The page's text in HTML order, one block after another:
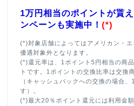
1万円相当のポイントが貰
ンペーンも実施中！ (*)
(*)対象店舗によってはアメリカン・
優遇対象外となります。
(*)還元率は、1ポイント5円相当の商
トです。1ポイントの交換比率は交換
（キャッシュバックへの交換の場合
す）。
(*)最大20％ポイント還元には利用金